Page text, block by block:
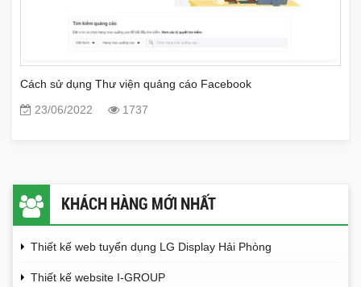
Cách sử dụng Thư viện quảng cáo Facebook
23/06/2022
1737
KHÁCH HÀNG MỚI NHẤT
Thiết kế web tuyển dụng LG Display Hải Phòng
Thiết kế website I-GROUP